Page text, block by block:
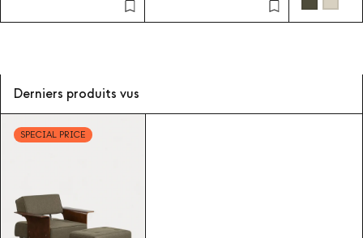
Derniers produits vus
SPECIAL PRICE